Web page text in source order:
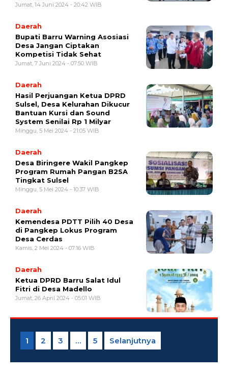
Jumat, 14 Juni 2024 - 20:42 WIB
Daerah
Bupati Barru Warning Asosiasi
Desa Jangan Ciptakan
Kompetisi Tidak Sehat
Jumat, 7 Juni 2024 - 07:50 WIB
Daerah
Hasil Perjuangan Ketua DPRD
Sulsel, Desa Kelurahan Dikucur
Bantuan Kursi dan Sound
System Senilai Rp 1 Milyar
Minggu, 5 Mei 2024 - 21:05 WIB
Daerah
Desa Biringere Wakil Pangkep
Program Rumah Pangan B2SA
Tingkat Sulsel
Minggu, 5 Mei 2024 - 10:37 WIB
Daerah
Kemendesa PDTT Pilih 40 Desa
di Pangkep Lokus Program
Desa Cerdas
Kamis, 2 Mei 2024 - 07:16 WIB
Daerah
Ketua DPRD Barru Salat Idul
Fitri di Desa Madello
Jumat, 26 April 2024 - 05:01 WIB
Paginasi
pos
1 2 3 … 5 Selanjutnya